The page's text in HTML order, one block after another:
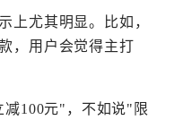
上尤其明显。比如，
，用户会觉得主打
100元"，不如说"限